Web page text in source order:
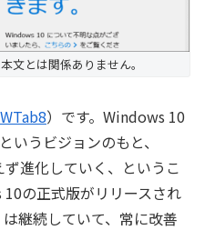
文とは関係ありません。
）です。Windows 10
いうビジョンのもと、
進化していく、というこ
の正式版がリリースされ
継続していて、常に改善